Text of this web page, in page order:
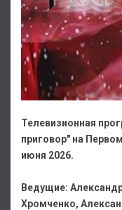
Телевизионная
приговор" на
июня 2026.
Ведущие:
Хромченко,